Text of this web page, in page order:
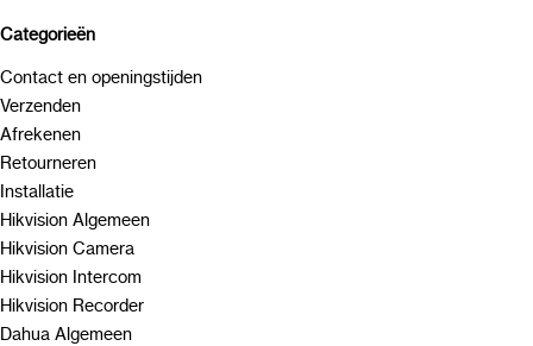
Categorieën
Contact en openingstijden
Verzenden
Afrekenen
Retourneren
Installatie
Hikvision Algemeen
Hikvision Camera
Hikvision Intercom
Hikvision Recorder
Dahua Algemeen